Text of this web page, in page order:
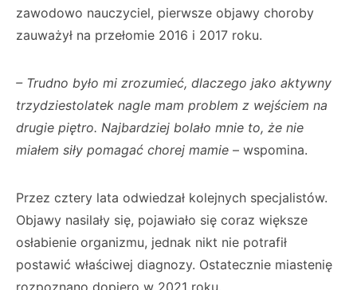
zawodowo nauczyciel, pierwsze objawy choroby
zauważył na przełomie 2016 i 2017 roku.
– Trudno było mi zrozumieć, dlaczego jako aktywny
trzydziestolatek nagle mam problem z wejściem na
drugie piętro. Najbardziej bolało mnie to, że nie
miałem siły pomagać chorej mamie – wspomina.
Przez cztery lata odwiedzał kolejnych specjalistów.
Objawy nasilały się, pojawiało się coraz większe
osłabienie organizmu, jednak nikt nie potrafił
postawić właściwej diagnozy. Ostatecznie miastenię
rozpoznano dopiero w 2021 roku.